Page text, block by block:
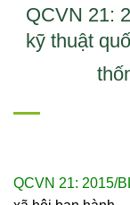
QCVN 21:
kỹ thuật
QCVN 21: 2015/